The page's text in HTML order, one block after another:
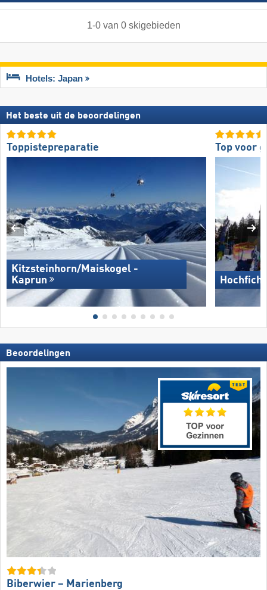
1-0van 0 skigebieden
Hotels: Japan
Het beste uit de beoordelingen
Toppistepreparatie
Kitzsteinhorn/​Maiskogel -
Kaprun
Top voor
Hochficht
Beoordelingen
Biberwier – Marienberg